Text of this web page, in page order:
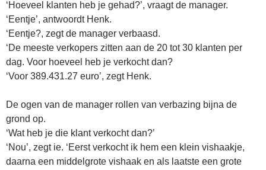
‘Hoeveel klanten heb je gehad?’, vraagt de manager.
‘Eentje’, antwoordt Henk.
‘Eentje?, zegt de manager verbaasd.
‘De meeste verkopers zitten aan de 20 tot 30 klanten per
dag. Voor hoeveel heb je verkocht dan?
‘Voor 389.431.27 euro’, zegt Henk.
De ogen van de manager rollen van verbazing bijna de
grond op.
‘Wat heb je die klant verkocht dan?’
‘Nou’, zegt ie. ‘Eerst verkocht ik hem een klein vishaakje,
daarna een middelgrote vishaak en als laatste een grote